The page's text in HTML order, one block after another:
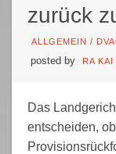
zurück
ALLGEMEIN /
posted by RA KAI
Das
entscheiden,